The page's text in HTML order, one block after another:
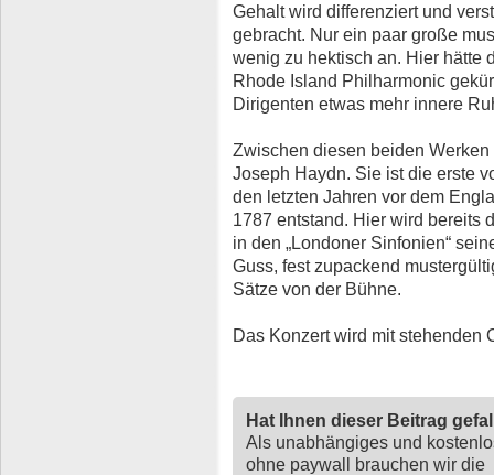
Gehalt wird differenziert und
gebracht. Nur ein paar große
wenig zu hektisch an. Hier hätte
Rhode Island Philharmonic
Dirigenten etwas mehr innere
Zwischen diesen beiden
Joseph Haydn. Sie ist die erste
den letzten Jahren vor dem
1787 entstand. Hier wird bereits
in den „Londoner Sinfonien“
Guss, fest zupackend
Sätze von der Bühne.
Das Konzert wird mit stehenden
Hat Ihnen dieser Beitrag
Als unabhängiges und
ohne paywall brauchen wir die